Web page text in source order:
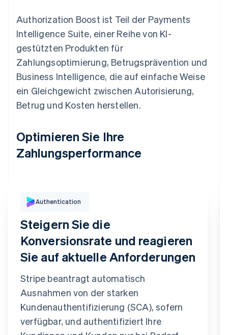
Authorization Boost ist Teil der Payments
Intelligence Suite, einer Reihe von KI-
gestützten Produkten für
Zahlungsoptimierung, Betrugsprävention und
Business Intelligence, die auf einfache Weise
ein Gleichgewicht zwischen Autorisierung,
Betrug und Kosten herstellen.
Optimieren Sie Ihre
Zahlungsperformance
Kauf-Authentifizierung
gesendet. Sie endet auf 6080
9
9 2 7 3 6
Zahlung bestätigen
Authentication
Steigern Sie die
Konversionsrate und reagieren
Sie auf aktuelle Anforderungen
Stripe beantragt automatisch
Ausnahmen von der starken
Kundenauthentifizierung (SCA), sofern
verfügbar, und authentifiziert Ihre